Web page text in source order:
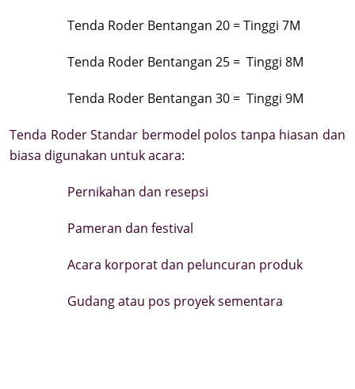
Tenda Roder Bentangan 20 = Tinggi 7M
Tenda Roder Bentangan 25 = Tinggi 8M
Tenda Roder Bentangan 30 = Tinggi 9M
Tenda Roder Standar bermodel polos tanpa hiasan dan
biasa digunakan untuk acara:
Pernikahan dan resepsi
Pameran dan festival
Acara korporat dan peluncuran produk
Gudang atau pos proyek sementara